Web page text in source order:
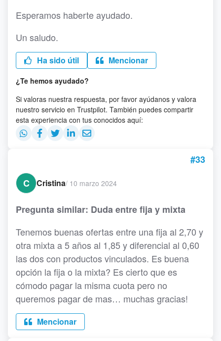
Esperamos haberte ayudado.
Un saludo.
Ha sido útil Mencionar
¿Te hemos ayudado?
Si valoras nuestra respuesta, por favor ayúdanos y valora
nuestro servicio en Trustpilot. También puedes compartir
esta experiencia con tus conocidos aquí:
#33
C
Cristina/ 10 marzo 2024
Pregunta similar: Duda entre fija y mixta
Tenemos buenas ofertas entre una fija al 2,70 y
otra mixta a 5 años al 1,85 y diferencial al 0,60
las dos con productos vinculados. Es buena
opción la fija o la mixta? Es cierto que es
cómodo pagar la misma cuota pero no
queremos pagar de mas… muchas gracias!
Mencionar